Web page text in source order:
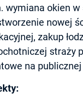
wymiana okien
nowej
zakup
straży
na publicznej